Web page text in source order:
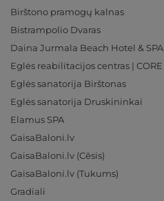
Birštono pramogų kalnas
Bistrampolio Dvaras
Daina Jurmala Beach Hotel & SPA
Eglės reabilitacijos centras | CORE
Eglės sanatorija Birštonas
Eglės sanatorija Druskininkai
Elamus SPA
GaisaBaloni.lv
GaisaBaloni.lv (Cēsis)
GaisaBaloni.lv (Tukums)
Gradiali